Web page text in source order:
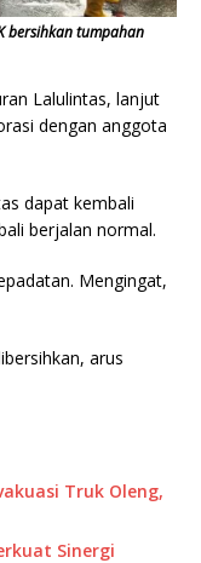
bersihkan tumpahan
Lalulintas, lanjut
dengan anggota
dapat kembali
berjalan normal.
Mengingat,
arus
Truk Oleng,
Sinergi